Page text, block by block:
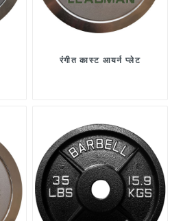
रंगीत कास्ट आयर्न प्लेट